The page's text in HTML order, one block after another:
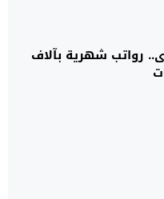
رواتب شهرية بآلاف